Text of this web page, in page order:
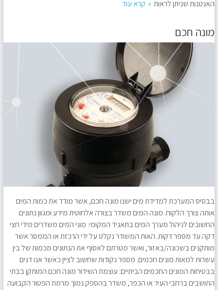
האנטנות שניתן לראות
קרא עוד
מונה חכם
בבסיס המערכת למדידת מים ישנו מונה חכם, אשר מודד את כמות המים
אותה צורך הלקוח. מונה המים משדר בצורה אלחוטית מידע ומגוון נתונים
החשובים לניהול מערך המים בתאגיד המקומי. מוני המים משדרים מידי חצי
דקה עד מספר דקות. האות המשודר נקלט על ידי הרכזת או הממסר אשר
מותקנים בשכונה/באזור, ואשר מטרתם לאסוף את הנתונים מכמות של בין
עשרות למאות מונים חכמים. מספר נקודות שחשוב לציין כאשר אנו דנים
בבטיחות המונים החכמים הביתיים: עוצמת השידור מונה חכם המותקן בבתי
התושבים ברחבי העיר או הכפר, משדר בהספק נמוך מרמת הפטור הקבועה